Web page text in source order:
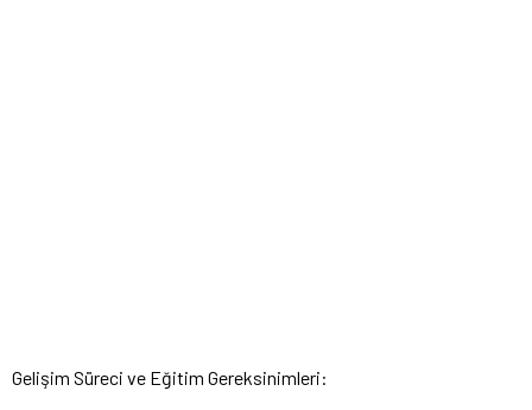
Gelişim Süreci ve Eğitim Gereksinimleri: